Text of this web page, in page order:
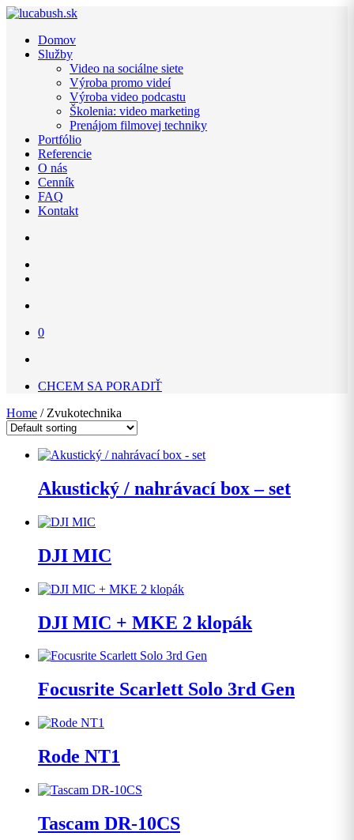
Domov
Služby
Video na sociálne siete
Výroba promo videí
Výroba video podcastu
Školenia: video marketing
Prenájom filmovej techniky
Portfólio
Referencie
O nás
Cenník
FAQ
Kontakt
0
CHCEM SA PORADIŤ
Home / Zvukotechnika
Akustický / nahrávací box – set
DJI MIC
DJI MIC + MKE 2 klopák
Focusrite Scarlett Solo 3rd Gen
Rode NT1
Tascam DR-10CS